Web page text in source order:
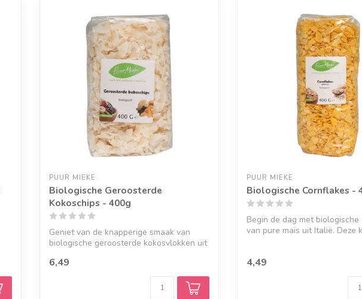
PUUR MIEKE
Biologische Geroosterde
Kokoschips - 400g
Geniet van de knapperige smaak van
biologische geroosterde kokosvlokken uit
6,49
PUUR MIEKE
Biologische Cornflakes -
Begin de dag met
van pure maïs uit Italië. Deze
4,49